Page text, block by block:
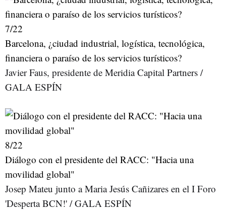
7/22
Barcelona, ¿ciudad industrial, logística, tecnológica,
financiera o paraíso de los servicios turísticos?
Javier Faus, presidente de Meridia Capital Partners /
GALA ESPÍN
8/22
Diálogo con el presidente del RACC: "Hacia una
movilidad global"
Josep Mateu junto a Maria Jesús Cañizares en el I Foro
'Desperta BCN!' / GALA ESPÍN